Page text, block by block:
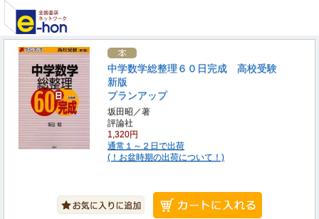
中学数学総整理６０日完成 高校受験
新版
プランアップ
坂田昭／著
評論社
1,320円
通常１～２日で出荷
(！お盆時期の出荷について！)